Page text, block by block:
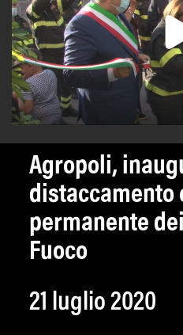
Agropoli,
distaccamento
permanente
Fuoco
21 luglio 2020